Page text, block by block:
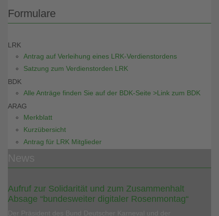
Formulare
LRK
Antrag auf Verleihung eines LRK-Verdienstordens
Satzung zum Verdienstorden LRK
BDK
Alle Anträge finden Sie auf der BDK-Seite >Link zum BDK
ARAG
Merkblatt
Kurzübersicht
Antrag für LRK Mitglieder
Aufruf zur Solidarität und zum Zusammenhalt
Absage “bundesweiter digitaler Rosenmontag“